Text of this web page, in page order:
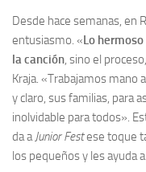
Desde hace semanas, en
entusiasmo. «Lo
la canción, sino el
Kraja. «Trabajamos mano
y claro, sus familias, para
inolvidable para todos».
da aJunior Festese toque
los pequeños y les ayuda